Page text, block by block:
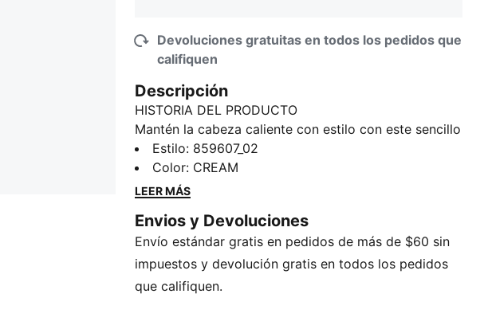
Devoluciones gratuitas en todos los pedidos que
califiquen
Descripción
HISTORIA DEL PRODUCTO
Mantén la cabeza caliente con estilo con este sencillo
gorro, confeccionado en material 100% acrílico.
DETALLES
Detalles de la marca PUMA
Diseño unisex
Estilo: 859607_02
Color: CREAM
LEER MÁS
Envios y Devoluciones
Envío estándar gratis en pedidos de más de $60 sin
impuestos y devolución gratis en todos los pedidos
que califiquen.